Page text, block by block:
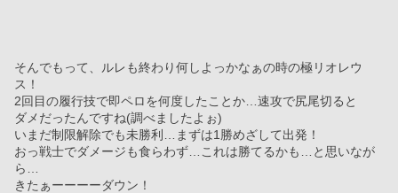
そんでもって、ルレも終わり何しよっかなぁの時の極リオレウ
ス！
2回目の履行技で即ペロを何度したことか…速攻で尻尾切ると
ダメだったんですね(調べましたよぉ)
いまだ制限解除でも未勝利…まずは1勝めざして出発！
おっ戦士でダメージも食らわず…これは勝てるかも…と思いなが
ら…
きたぁーーーーダウン！